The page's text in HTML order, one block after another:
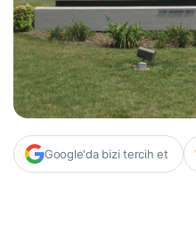
Google'da bizi tercih et